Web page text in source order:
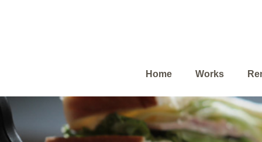
Home Works